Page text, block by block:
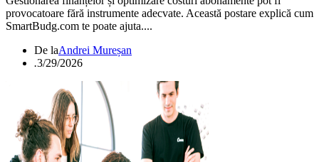
provocatoare fără instrumente adecvate. Această postare explică cum
SmartBudg.com te poate ajuta....
De laAndrei Mureșan
.3/29/2026